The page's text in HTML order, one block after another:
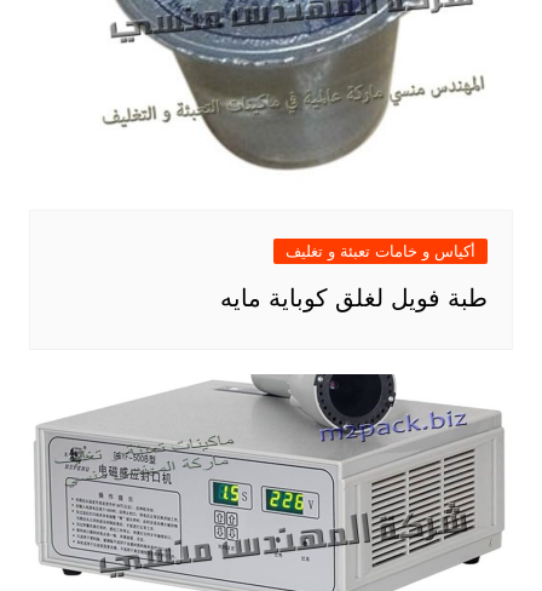
أكياس و خامات تعبئة و تغليف
طبة فويل لغلق كوباية مايه